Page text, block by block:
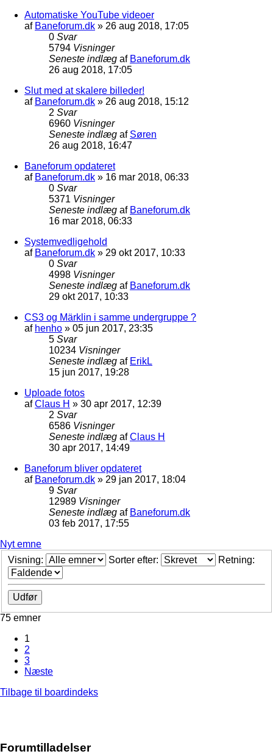
Automatiske YouTube videoer
af Baneforum.dk » 26 aug 2018, 17:05
0 Svar
5794 Visninger
Seneste indlæg af Baneforum.dk
26 aug 2018, 17:05
Slut med at skalere billeder!
af Baneforum.dk » 26 aug 2018, 15:12
2 Svar
6960 Visninger
Seneste indlæg af Søren
26 aug 2018, 16:47
Baneforum opdateret
af Baneforum.dk » 16 mar 2018, 06:33
0 Svar
5371 Visninger
Seneste indlæg af Baneforum.dk
16 mar 2018, 06:33
Systemvedligehold
af Baneforum.dk » 29 okt 2017, 10:33
0 Svar
4998 Visninger
Seneste indlæg af Baneforum.dk
29 okt 2017, 10:33
CS3 og Märklin i samme undergruppe ?
af henho » 05 jun 2017, 23:35
5 Svar
10234 Visninger
Seneste indlæg af ErikL
15 jun 2017, 19:28
Uploade fotos
afClaus H » 30 apr 2017, 12:39
2 Svar
6586 Visninger
Seneste indlæg afClaus H
30 apr 2017, 14:49
Baneforum bliver opdateret
af Baneforum.dk » 29 jan 2017, 18:04
9 Svar
12989 Visninger
Seneste indlæg af Baneforum.dk
03 feb 2017, 17:55
Nyt emne
Visning:
Sorter efter: Retning:
75 emner
1
2
3
Næste
Tilbage til boardindeks
Forumtilladelser